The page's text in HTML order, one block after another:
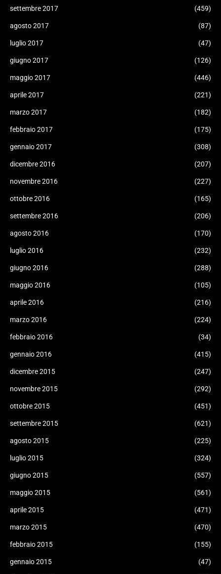
settembre 2017 (459)
agosto 2017 (87)
luglio 2017 (47)
giugno 2017 (126)
maggio 2017 (446)
aprile 2017 (221)
marzo 2017 (182)
febbraio 2017 (175)
gennaio 2017 (308)
dicembre 2016 (207)
novembre 2016 (227)
ottobre 2016 (165)
settembre 2016 (206)
agosto 2016 (170)
luglio 2016 (232)
giugno 2016 (288)
maggio 2016 (105)
aprile 2016 (216)
marzo 2016 (224)
febbraio 2016 (34)
gennaio 2016 (415)
dicembre 2015 (247)
novembre 2015 (292)
ottobre 2015 (451)
settembre 2015 (621)
agosto 2015 (225)
luglio 2015 (324)
giugno 2015 (557)
maggio 2015 (561)
aprile 2015 (471)
marzo 2015 (470)
febbraio 2015 (155)
gennaio 2015 (47)